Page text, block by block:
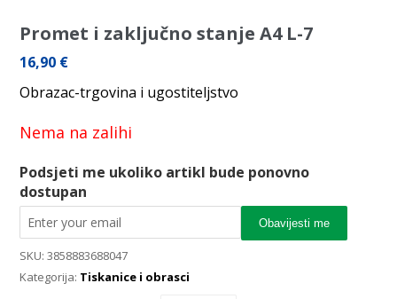
Promet i zaključno stanje A4 L-7
16,90 €
Obrazac-trgovina i ugostiteljstvo
Nema na zalihi
Podsjeti me ukoliko artikl bude ponovno
dostupan
Obavijesti me
SKU:3858883688047
Kategorija: Tiskanice i obrasci